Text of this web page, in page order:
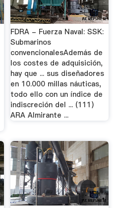
FDRA - Fuerza Naval: SSK:
Submarinos
convencionalesAdemás de
los costes de adquisición,
hay que ... sus diseñadores
en 10.000 millas náuticas,
todo ello con un índice de
indiscreción del ... (111)
ARA Almirante ...